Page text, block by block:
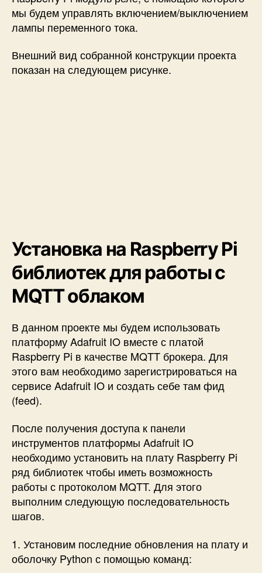
мы будем управлять включением/выключением
лампы переменного тока.
Внешний вид собранной конструкции проекта
показан на следующем рисунке.
Установка на Raspberry Pi
библиотек для работы с
MQTT облаком
В данном проекте мы будем использовать
платформу Adafruit IO вместе с платой
Raspberry Pi в качестве MQTT брокера. Для
этого вам необходимо зарегистрироваться на
сервисе Adafruit IO и создать себе там фид
(feed).
После получения доступа к панели
инструментов платформы Adafruit IO
необходимо установить на плату Raspberry Pi
ряд библиотек чтобы иметь возможность
работы с протоколом MQTT. Для этого
выполним следующую последовательность
шагов.
1. Установим последние обновления на плату и
оболочку Python с помощью команд: